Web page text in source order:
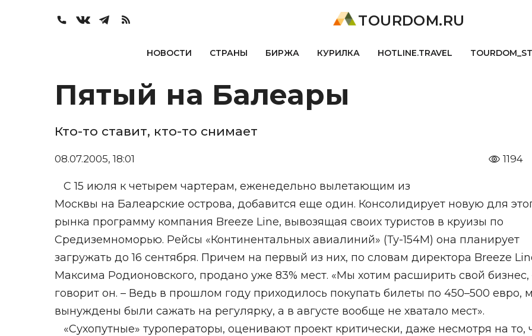
TOURDOM.RU
НОВОСТИ СТРАНЫ БИРЖА КУРИЛКА HOTLINE.TRAVEL
Пятый на Балеары
Кто-то ставит, кто-то снимает
08.07.2005, 18:01 1194
С 15 июля к четырем чартерам, еженедельно вылетающим из
Москвы на Балеарские острова, добавится еще один. Консолидирует новую для
рынка программу компания Breeze Line, вывозящая своих туристов в круизы по
Средиземноморью. Рейсы «Континентальных авиалиний» (Ту-154М) она планирует
загружать до 16 сентября. Причем на первый из них, по словам директора Breeze
Максима Родионовского, продано уже 83% мест. «Мы хотим расширить свой бизнес,
говорит он. – Ведь в прошлом году приходилось покупать билеты по 450–500 евро,
вынуждены были сажать на регулярку, а в августе вообще не хватало мест».
«Сухопутные» туроператоры, оценивают проект критически, даже несмотря на то,